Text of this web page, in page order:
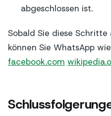
abgeschlossen ist.
Sobald Sie diese Schritte
können Sie WhatsApp
facebook.com